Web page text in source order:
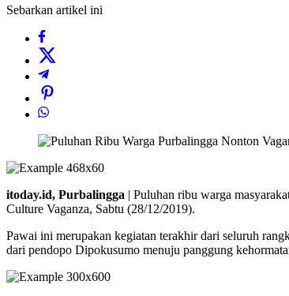
Sebarkan artikel ini
itoday.id, Purbalingga | Puluhan ribu warga
Culture Vaganza, Sabtu (28/12/2019).
Pawai ini merupakan kegiatan terakhir dari seluruh
dari pendopo Dipokusumo menuju panggung